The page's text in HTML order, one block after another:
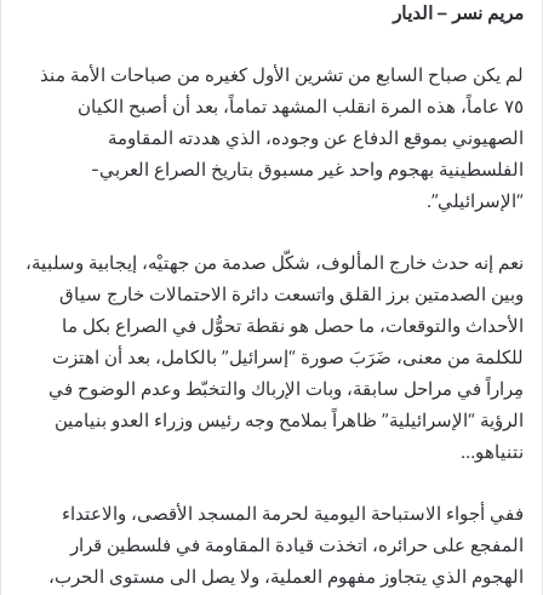
ر
ي
د
و
ن
ي
ا
مريم نسر – الديار
لم يكن صباح السابع من تشرين الأول كغيره من صباحات الأمة منذ
٧٥ عاماً، هذه المرة انقلب المشهد تماماً، بعد أن أصبح الكيان
الصهيوني بموقع الدفاع عن وجوده، الذي هددته المقاومة
الفلسطينية بهجوم واحد غير مسبوق بتاريخ الصراع العربي-
“الإسرائيلي”.
نعم إنه حدث خارج المألوف، شكّل صدمة من جهتيْه، إيجابية وسلبية،
وبين الصدمتين برز القلق واتسعت دائرة الاحتمالات خارج سياق
الأحداث والتوقعات، ما حصل هو نقطة تحوُّل في الصراع بكل ما
للكلمة من معنى، ضَرَبَ صورة “إسرائيل” بالكامل، بعد أن اهتزت
مِراراً في مراحل سابقة، وبات الإرباك والتخبّط وعدم الوضوح في
الرؤية “الإسرائيلية” ظاهراً بملامح وجه رئيس وزراء العدو بنيامين
نتنياهو…
ففي أجواء الاستباحة اليومية لحرمة المسجد الأقصى، والاعتداء
المفجع على حرائره، اتخذت قيادة المقاومة في فلسطين قرار
الهجوم الذي يتجاوز مفهوم العملية، ولا يصل الى مستوى الحرب،